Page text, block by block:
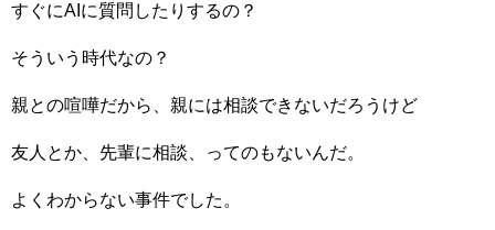
すぐにAIに質問したりするの？
そういう時代なの？
親との喧嘩だから、親には相談できないだろうけど
友人とか、先輩に相談、ってのもないんだ。
よくわからない事件でした。